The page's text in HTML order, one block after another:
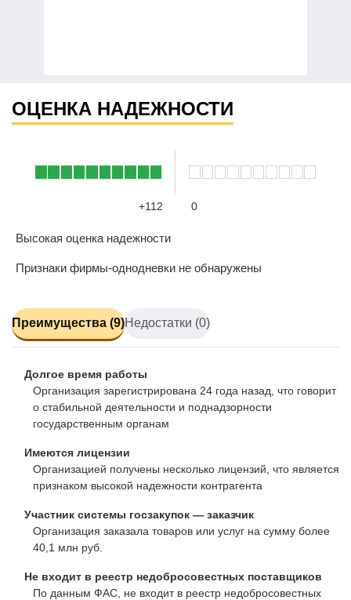
ОЦЕНКА НАДЕЖНОСТИ
+112 0
Высокая оценка надежности
Признаки фирмы-однодневки не обнаружены
Преимущества (9)Недостатки (0)
Долгое время работы
Организация зарегистрирована 24 года назад, что говорит
о стабильной деятельности и поднадзорности
государственным органам
Имеются лицензии
Организацией получены несколько лицензий, что является
признаком высокой надежности контрагента
Участник системы госзакупок — заказчик
Организация заказала товаров или услуг на сумму более
40,1 млн руб.
Не входит в реестр недобросовестных поставщиков
По данным ФАС, не входит в реестр недобросовестных